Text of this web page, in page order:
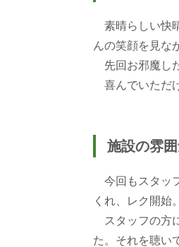
素晴らしい快
んの笑顔を見な
先回お邪魔し
喜んでいただ
施設の雰
今回もスタッ
くれ、レク開始。
スタッフの方
た。それを聴い